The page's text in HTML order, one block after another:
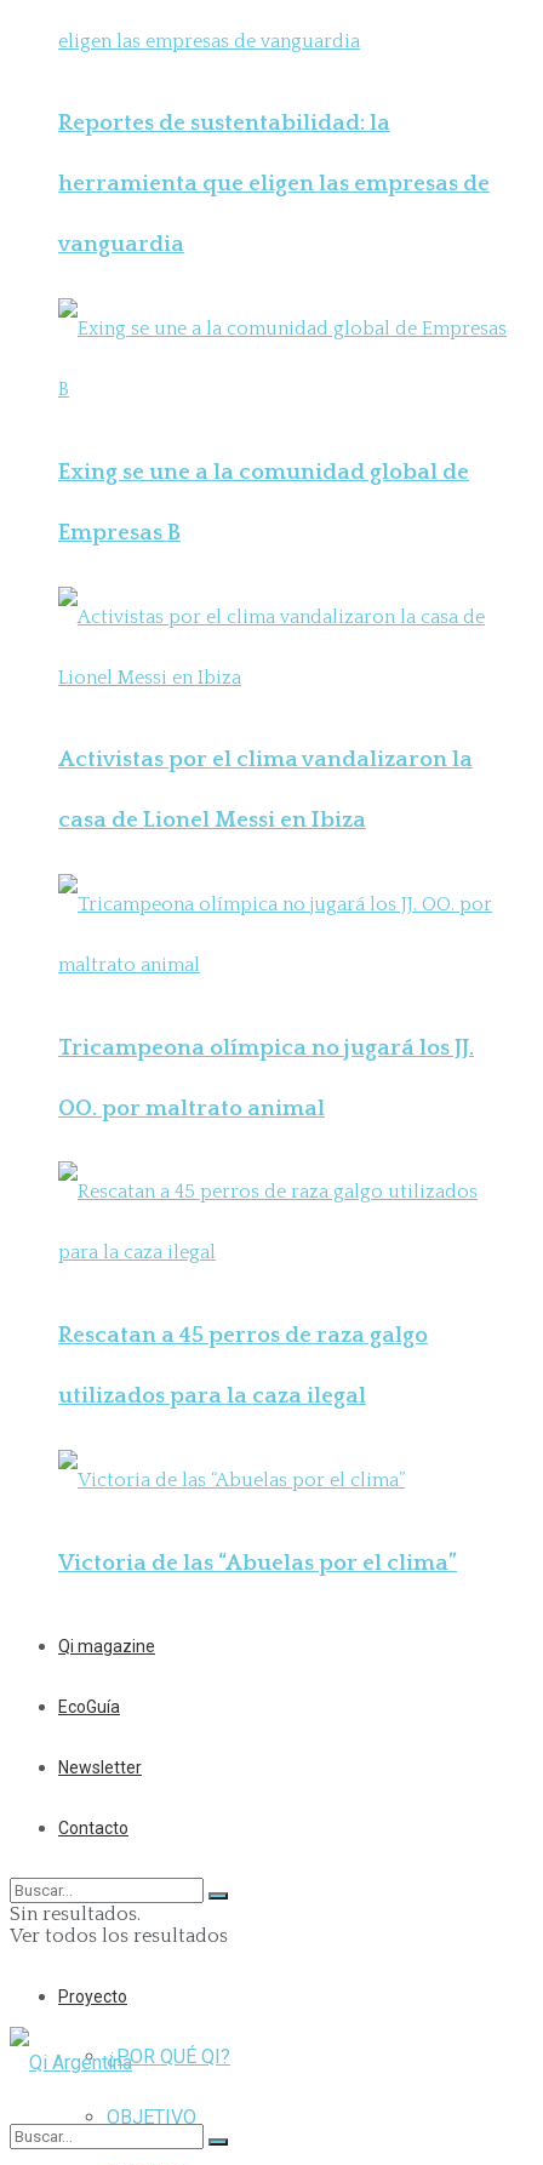
Reportes de sustentabilidad: la
herramienta que eligen las empresas de
vanguardia
Exing se une a la comunidad global de
Empresas B
Activistas por el clima vandalizaron la
casa de Lionel Messi en Ibiza
Tricampeona olímpica no jugará los JJ.
OO. por maltrato animal
Rescatan a 45 perros de raza galgo
utilizados para la caza ilegal
Victoria de las “Abuelas por el clima”
Qi magazine
EcoGuía
Newsletter
Contacto
Sin resultados.
Ver todos los resultados
Proyecto
¿POR QUÉ QI?
OBJETIVO